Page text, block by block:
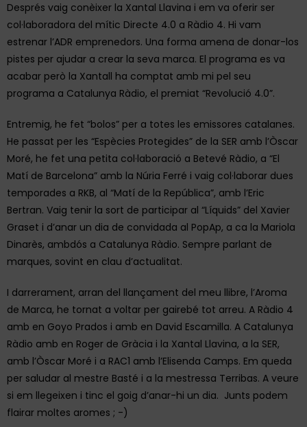
Després vaig conèixer la Xantal Llavina i em va oferir ser
col·laboradora del mític Directe 4.0 a Ràdio 4. Hi vam
estrenar l’ADR emprenedors. Una forma amena de donar-los
pistes per ajudar a crear la seva marca. El programa es va
acabar però la Xantall ha comptat amb mi pel seu
programa a Catalunya Ràdio, el premiat “Revolució 4.0”.
Entremig, he fet “bolos” per a totes les emissores catalanes.
He passat per les “Espècies Protegides” de la SER amb l’Òscar
Moré, he fet una petita col·laboració a Betevé Ràdio, a “El
Matí de Barcelona” amb la Núria Ferré i vaig col·laborar dues
temporades a RKB, al “Matí de la República”, amb l’Eric
Bertran. Vaig tenir la sort de participar al “Líquids” del Xavier
Graset i d’anar un dia de convidada al PopAp, a ca la Mariola
Dinarès, ambdós a Catalunya Ràdio. Sempre parlant de
marques, sovint en clau d’actualitat.
I darrerament, arran del llançament del meu llibre, l’Aroma
de Marca, he tornat a voltar per gairebé tot arreu. A Ràdio 4
amb en Goyo Prados i amb en David Escamilla. A Catalunya
Ràdio amb en Roger de Gràcia i la Xantal Llavina, a la SER,
amb l’Òscar Moré i a RAC1 amb l’Elisenda Camps. Em queda
per saludar al mestre Basté i a la mestressa Terribas. A veure
si em llegeixen i tinc el goig d’anar-hi un dia. Junts podem
flairar moltes aromes ; -)